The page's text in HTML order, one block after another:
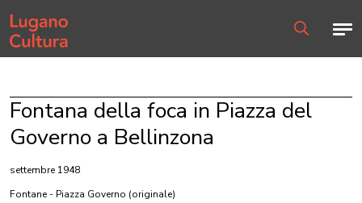
Home page
Fontana della foca in Piazza del
Governo a Bellinzona
settembre 1948
Fontane - Piazza Governo (originale)